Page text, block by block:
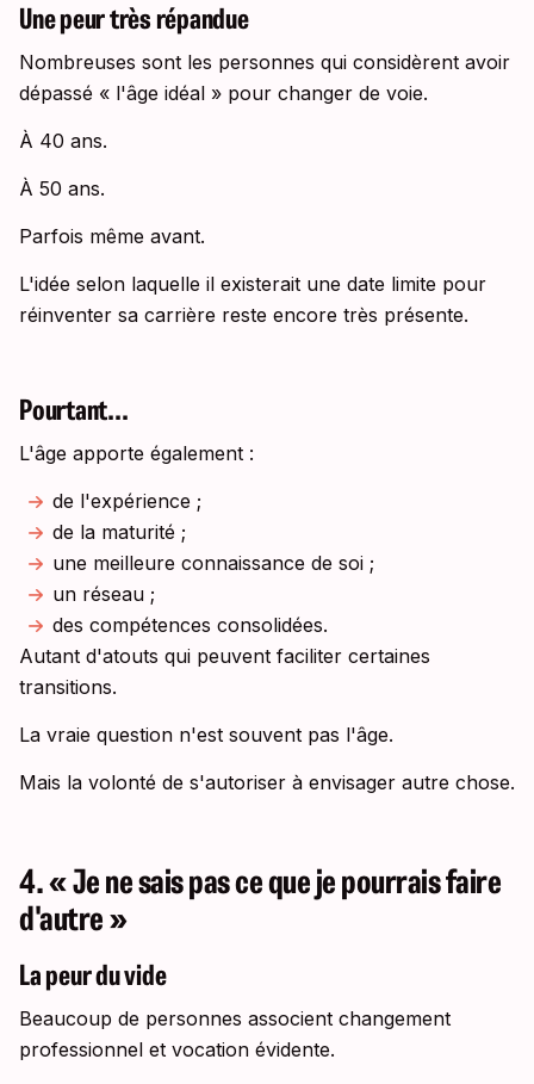
Une peur très répandue
Nombreuses sont les personnes qui considèrent avoir
dépassé « l'âge idéal » pour changer de voie.
À 40 ans.
À 50 ans.
Parfois même avant.
L'idée selon laquelle il existerait une date limite pour
réinventer sa carrière reste encore très présente.
Pourtant...
L'âge apporte également :
de l'expérience ;
de la maturité ;
une meilleure connaissance de soi ;
un réseau ;
des compétences consolidées.
Autant d'atouts qui peuvent faciliter certaines
transitions.
La vraie question n'est souvent pas l'âge.
Mais la volonté de s'autoriser à envisager autre chose.
4. « Je ne sais pas ce que je pourrais faire
d'autre »
La peur du vide
Beaucoup de personnes associent changement
professionnel et vocation évidente.